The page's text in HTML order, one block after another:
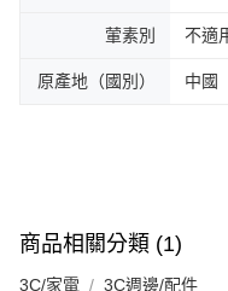
葷素別 不適
原產地（國別） 中國
商品相關分類 (1)
3C/家電 3C週邊/配件